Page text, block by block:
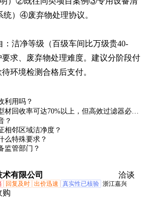
统）④废弃物处理协议。
：洁净等级（百级车间比万级贵40-
要求、废弃物处理难度。建议分阶段付
环境检测合格后支付。
利用吗？
材回收率可达70%以上，但高效过滤器必须
料需经彻底清洁，且不能用于更高级别洁净
？
相邻区域洁净度？
么特殊要求？
监管部门？
术有限公司 洽谈
回复及时 出价迅速 真实性已核验 浙江嘉兴
购